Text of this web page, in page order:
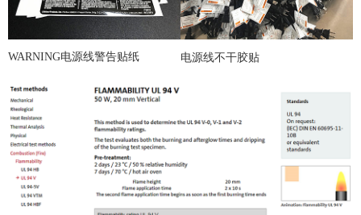
WARNING电源线警告贴纸 电源线不干胶贴